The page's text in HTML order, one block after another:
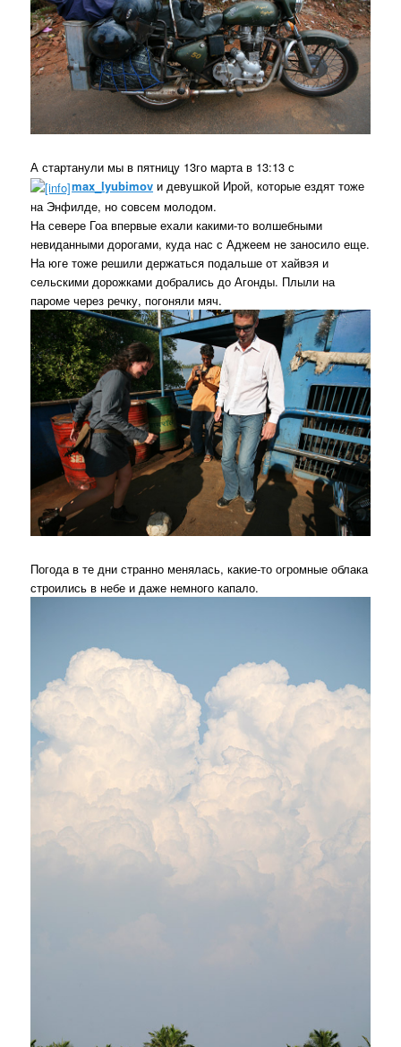
А стартанули мы в пятницу 13го марта в 13:13 с
max_lyubimov и девушкой Ирой, которые ездят тоже
на Энфилде, но совсем молодом.
На севере Гоа впервые ехали какими-то волшебными
невиданными дорогами, куда нас с Аджеем не заносило еще.
На юге тоже решили держаться подальше от хайвэя и
сельскими дорожками добрались до Агонды. Плыли на
пароме через речку, погоняли мяч.
Погода в те дни странно менялась, какие-то огромные облака
строились в небе и даже немного капало.